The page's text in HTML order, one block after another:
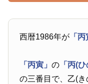
西暦1986年が 「
「丙寅」の 「丙(ひ
の三番目で、乙(き